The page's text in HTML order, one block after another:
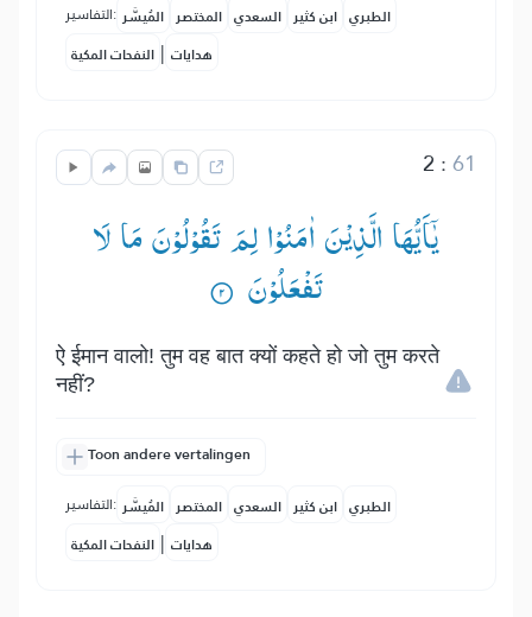
التفاسير: المُيسَّر المختصر السعدي ابن كثير الطبري
النفحات المكية | هدايات
2 :61
یٰۤاَیُّهَا الَّذِیْنَ اٰمَنُوْا لِمَ تَقُوْلُوْنَ مَا لَا
تَفْعَلُوْنَ ۟
ऐ ईमान वालो! तुम वह बात क्यों कहते हो जो तुम करते
नहीं?
Toon andere vertalingen
التفاسير: المُيسَّر المختصر السعدي ابن كثير الطبري
النفحات المكية | هدايات